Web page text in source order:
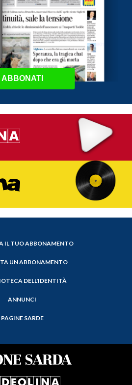
ABBONATI
IL TUO ABBONAMENTO
UN ABBONAMENTO
DELL'IDENTITÀ
ANNUNCI
PAGINE SARDE